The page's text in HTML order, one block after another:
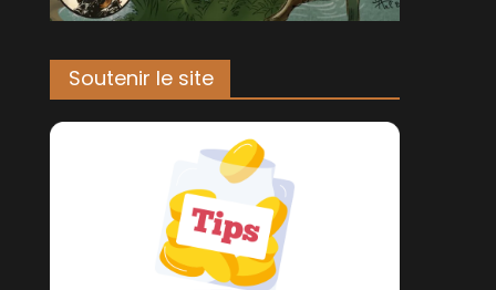
Soutenir le site